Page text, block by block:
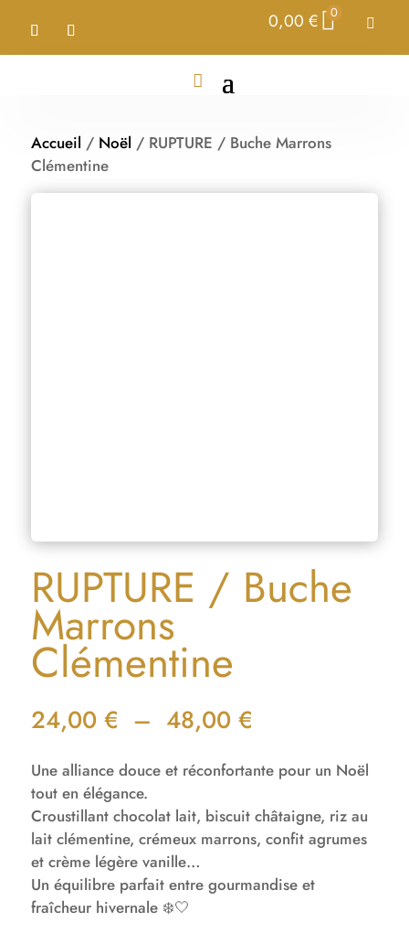
0,00 € 0

Accueil / Noël / RUPTURE / Buche Marrons
Clémentine
RUPTURE / Buche
Marrons
Clémentine
24,00 € – 48,00 €
prix :
24,00 €
à
48,00 €
Une alliance douce et réconfortante pour un Noël
tout en élégance.
Croustillant chocolat lait, biscuit châtaigne, riz au
lait clémentine, crémeux marrons, confit agrumes
et crème légère vanille…
Un équilibre parfait entre gourmandise et
fraîcheur hivernale ❄️🤍